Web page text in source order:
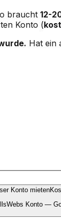
braucht 12-
Konto (
Hat ein
Konto mieten
Konto —